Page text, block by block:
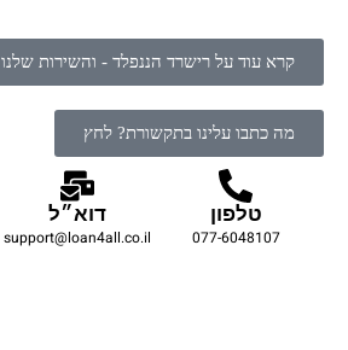
קרא עוד על רישרד הננפלד - והשירות שלנו
מה כתבו עלינו בתקשורת? לחץ
טלפון
077-6048107
דוא״ל
support@loan4all.co.il